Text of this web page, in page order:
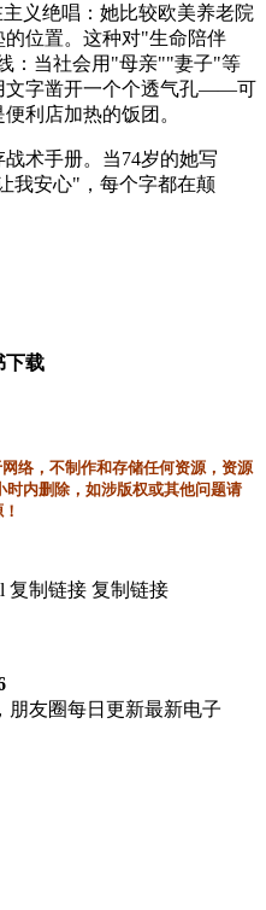
义绝唱：她比较欧美养老院
位置。这种对"生命陪伴
：当社会用"母亲""妻子"等
文字凿开一个个透气孔——可
利店加热的饭团。
术手册。当74岁的她写
我安心"，每个字都在颠
下载
络，不制作和存储任何资源，资源
内删除，如涉版权或其他问题请
复制链接 复制链接
朋友圈每日更新最新电子